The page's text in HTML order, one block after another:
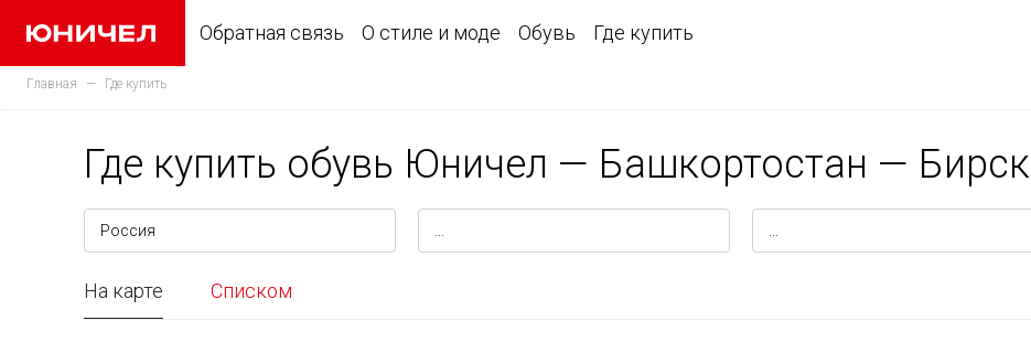
Обратная связь О стиле и моде Обувь Где купить
Главная Где купить
Где купить обувь Юничел — Башкортостан — Бирск
На карте Списком